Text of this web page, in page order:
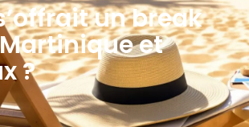
un break
et
?